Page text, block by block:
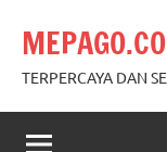
content
MEPAGO.CO
TERPERCAYA DAN